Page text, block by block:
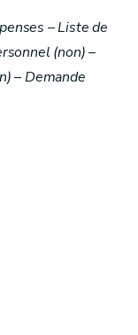
– Liste de
(non) –
– Demande